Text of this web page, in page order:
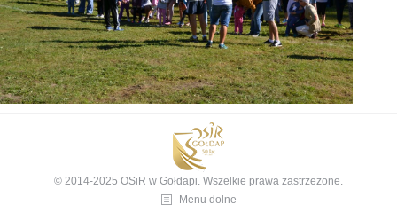
© 2014-2025 OSiR w Gołdapi. Wszelkie prawa zastrzeżone.
Menu dolne